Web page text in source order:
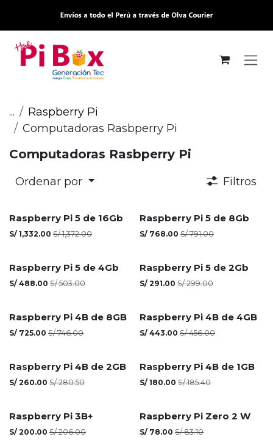
...
Raspberry Pi
Computadoras Rasbperry Pi
Computadoras Rasbperry Pi
Ordenar por Filtros
Agotado
Raspberry Pi 5 de 16Gb
S/ 1,332.00 S/1,372.00
Raspberry Pi 5 de 8Gb
S/ 768.00 S/791.00
Raspberry Pi 5 de 4Gb
S/ 488.00 S/503.00 Agotado
Raspberry Pi 5 de 2Gb
S/ 291.00 S/299.00
Raspberry Pi 4B de 8GB
S/ 725.00 S/746.00
Raspberry Pi 4B de 4GB
S/ 443.00 S/456.00
Raspberry Pi 4B de 2GB
S/ 260.00 S/280.50
Raspberry Pi 4B de 1GB
S/ 180.00 S/185.40
Raspberry Pi 3B+
S/ 200.00 S/206.00
Raspberry Pi Zero 2 W
S/ 78.00 S/83.10